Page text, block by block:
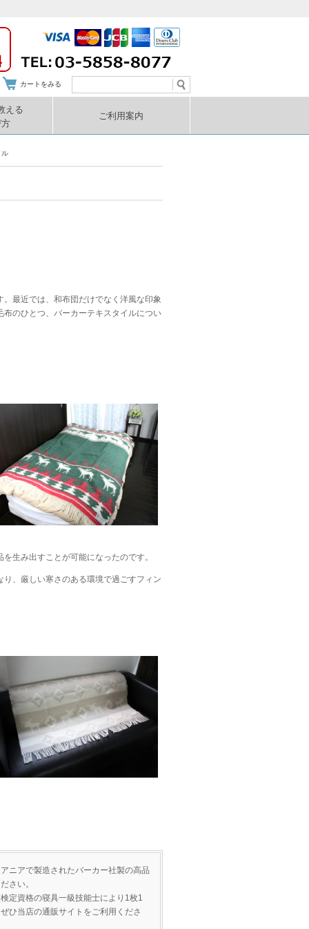
カートをみる
える
ご利用案内
ル
最近では、和布団だけでなく洋風な印象
のひとつ、バーカーテキスタイルについ
生み出すことが可能になったのです。
、厳しい寒さのある環境で過ごすフィン
ニアで製造されたバーカー社製の高品
さい。
定資格の寝具一級技能士により1枚1
ひ当店の通販サイトをご利用くださ